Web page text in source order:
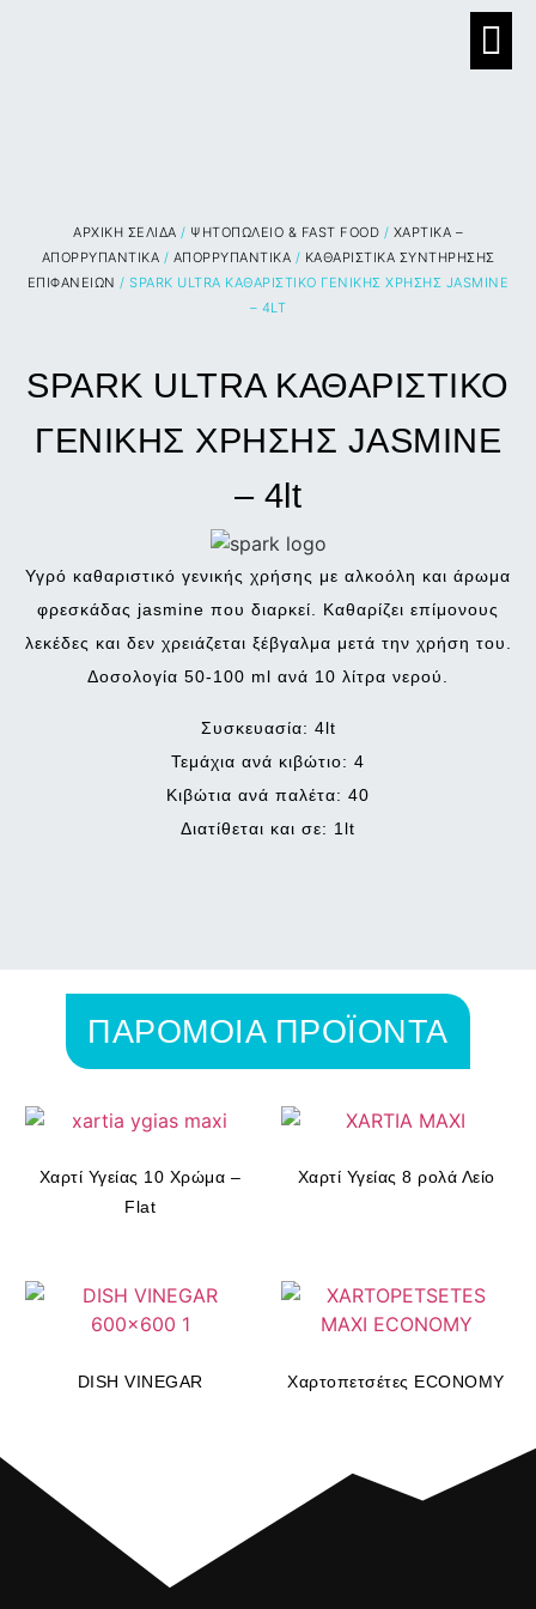
ΑΡΧΙΚΉ ΣΕΛΊΔΑ / ΨΗΤΟΠΩΛΕΙΟ & FAST FOOD / ΧΑΡΤΙΚΑ –
ΑΠΟΡΡΥΠΑΝΤΙΚΑ / ΑΠΟΡΡΥΠΑΝΤΙΚΑ / ΚΑΘΑΡΙΣΤΙΚΑ ΣΥΝΤΗΡΗΣΗΣ
ΕΠΙΦΑΝΕΙΩΝ / SPARK ULTRA ΚΑΘΑΡΙΣΤΙΚΟ ΓΕΝΙΚΗΣ ΧΡΗΣΗΣ JASMINE
– 4LT
SPARK ULTRA ΚΑΘΑΡΙΣΤΙΚΟ
ΓΕΝΙΚΗΣ ΧΡΗΣΗΣ JASMINE
– 4lt
Υγρό καθαριστικό γενικής χρήσης με αλκοόλη και άρωμα
φρεσκάδας jasmine που διαρκεί. Καθαρίζει επίμονους
λεκέδες και δεν χρειάζεται ξέβγαλμα μετά την χρήση του.
Δοσολογία 50-100 ml ανά 10 λίτρα νερού.
Συσκευασία: 4lt
Τεμάχια ανά κιβώτιο: 4
Κιβώτια ανά παλέτα: 40
Διατίθεται και σε: 1lt
ΠΑΡΟΜΟΙΑ ΠΡΟΪΟΝΤΑ
Χαρτί Υγείας 10 Χρώμα –
Flat
Χαρτί Υγείας 8 ρολά Λείο
DISH VINEGAR Χαρτοπετσέτες ECONOMY